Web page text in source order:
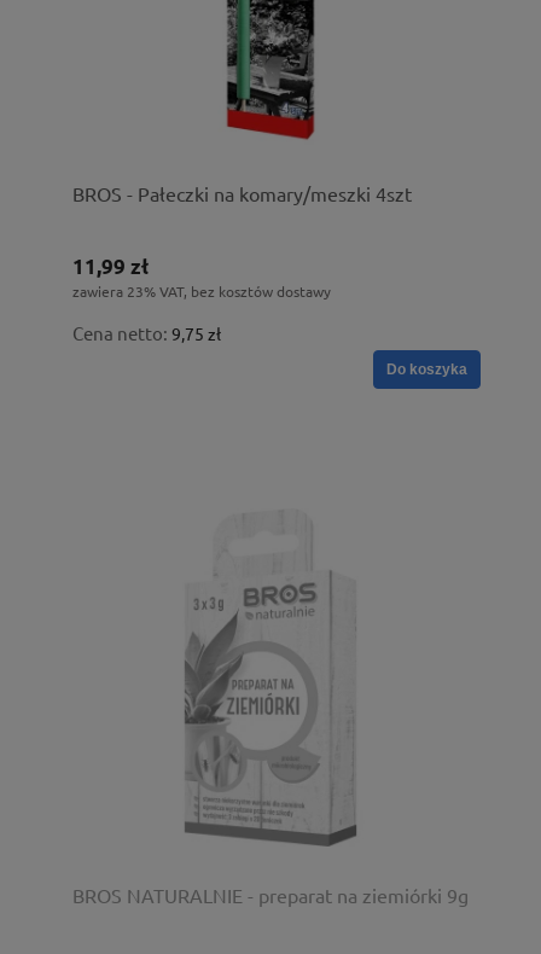
BROS - Pałeczki na komary/meszki 4szt
11,99 zł
zawiera 23% VAT, bez kosztów dostawy
Cena netto: 9,75 zł
Do koszyka
BROS NATURALNIE - preparat na ziemiórki 9g